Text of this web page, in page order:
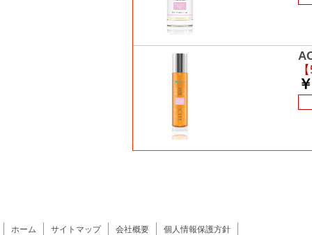
ホーム サイトマップ 会社概要 個人情報保護方針